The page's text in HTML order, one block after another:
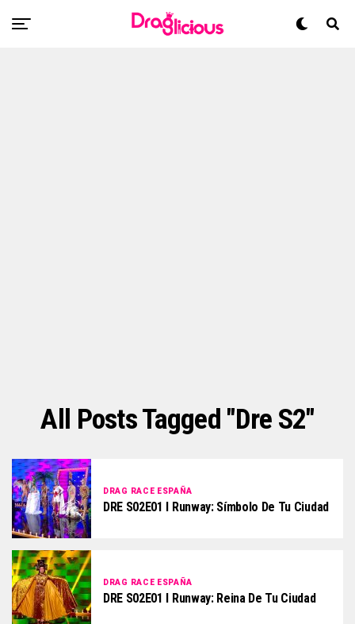
All Posts Tagged "dre S2"
DRAG RACE ESPAÑA
DRE S02E01 I Runway: Símbolo De Tu Ciudad
DRAG RACE ESPAÑA
DRE S02E01 I Runway: Reina De Tu Ciudad